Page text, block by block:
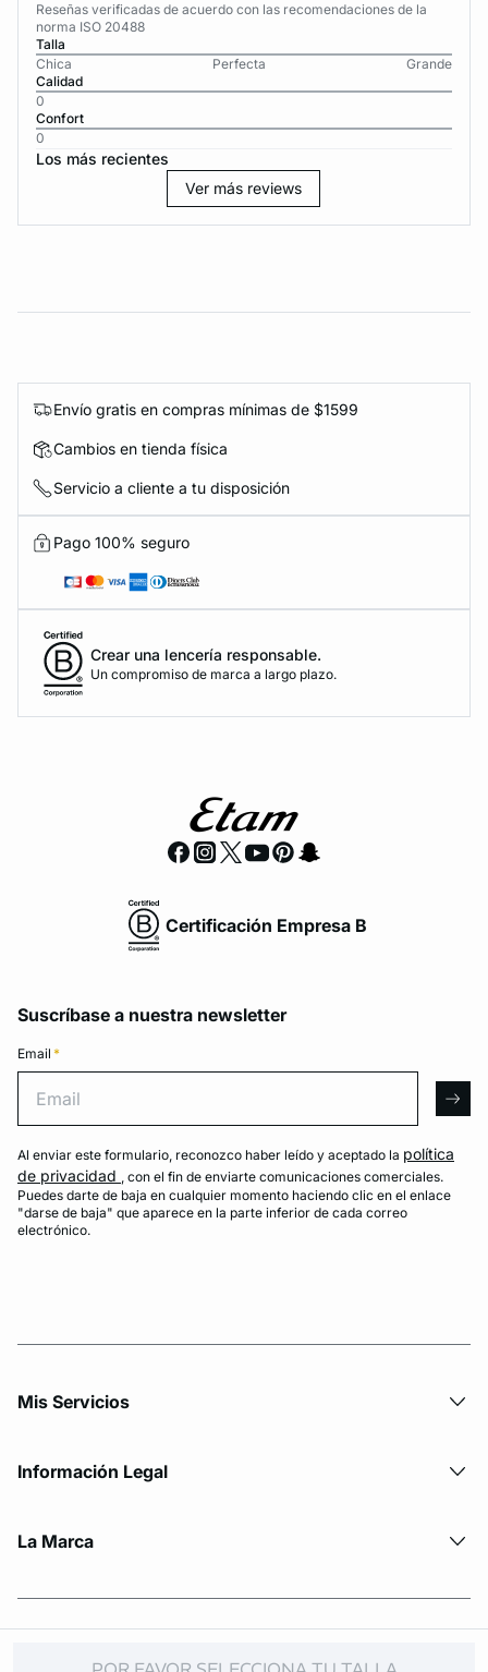
Reseñas verificadas de acuerdo con las recomendaciones de la
norma ISO 20488
Talla
Chica
Perfecta
Grande
Calidad
0
Confort
0
Los más recientes
Ver más reviews
Envío gratis en compras mínimas de $1599
Cambios en tienda física
Servicio a cliente a tu disposición
Pago 100% seguro
Crear una lencería responsable.
Un compromiso de marca a largo plazo.
Certificación Empresa B
Suscríbase a nuestra newsletter
Email *
Al enviar este formulario, reconozco haber leído y aceptado la política
de privacidad , con el fin de enviarte comunicaciones comerciales.
Puedes darte de baja en cualquier momento haciendo clic en el enlace
"darse de baja" que aparece en la parte inferior de cada correo
electrónico.
Mis Servicios
Información Legal
La Marca